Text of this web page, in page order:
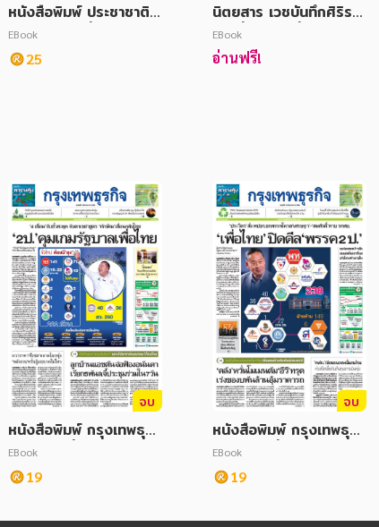
หนังสือพิมพ์ ประชาชาติธุ
รกิจ ฉบับวันที่ 12 ตุลาค
ม 2566
EBook
25
นิตยสาร เวชบันทึกศิริรา
ช ปีที่ 8 ฉบับที่ 1 มกราค
ม-มิถุนายน 2558
EBook
อ่านฟรี!
จบ
หนังสือพิมพ์ กรุงเทพธุรกิ
จ วันศุกร์ที่ 04 สิงหาคม
2566
EBook
19
จบ
หนังสือพิมพ์ กรุงเทพธุรกิ
จ วันศุกร์ที่ 11 สิงหาคม
2566
EBook
19